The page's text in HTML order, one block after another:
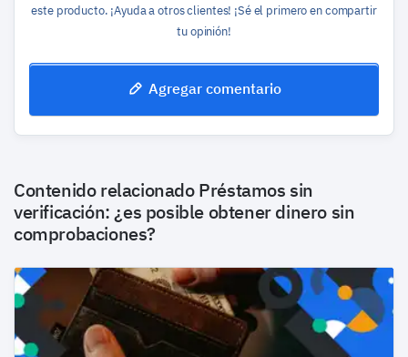
este producto. ¡Ayuda a otros clientes! ¡Sé el primero en compartir
tu opinión!
Agregar comentario
Contenido relacionadoPréstamos sin
verificación: ¿es posible obtener dinero sin
comprobaciones?